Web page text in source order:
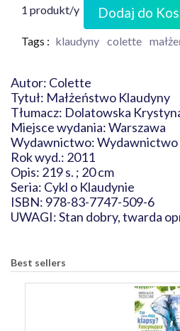
1 produkt/y Dodaj do
Tags : klaudyny colette
Autor: Colette
Tytuł: Małżeństwo Klaudyny
Tłumacz: Dolatowska
Miejsce wydania: Warszawa
Wydawnictwo: Wydawnictwo
Rok wyd.: 2011
Opis: 219 s. ; 20 cm
Seria: Cykl o Klaudynie
ISBN: 978-83-7747-509-6
UWAGI: Stan dobry, twarda
Best sellers